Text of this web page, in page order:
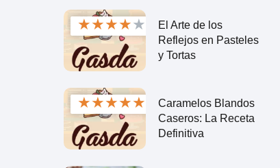
★★★★★
El Arte de los
Reflejos en Pasteles
y Tortas
★★★★★
Caramelos Blandos
Caseros: La Receta
Definitiva